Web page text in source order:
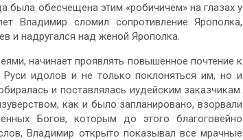
была обесчещена этим «робичичем» на глазах у
Владимир сломил сопротивление Ярополка,
и надругался над женой Ярополка.
начинает проявлять повышенное почтение к
Руси идолов и не только поклоняться им, но и
и поставлялась иудейским заказчикам.
как и было запланировано, взорвали
Богов, которым до этого благоговейно
Владимир открыто показывал все мрачные